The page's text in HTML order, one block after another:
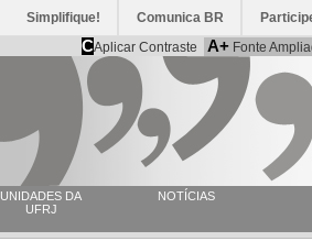
Simplifique! Comunica BR
CAplicar Contraste A+ Fonte
UNIDADES DA
UFRJ
NOTÍCIAS